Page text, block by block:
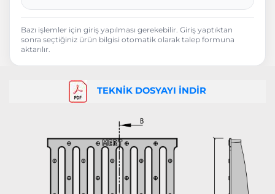
Bazı işlemler için giriş yapılması gerekebilir. Giriş yaptıktan
sonra seçtiğiniz ürün bilgisi otomatik olarak talep formuna
aktarılır.
TEKNİK DOSYAYI İNDİR